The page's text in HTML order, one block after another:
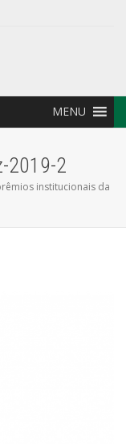
MENU
2019-2
institucionais da